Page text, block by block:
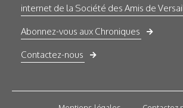
internet de la Société des Amis de
Abonnez-vous aux Chroniques
Contactez-nous